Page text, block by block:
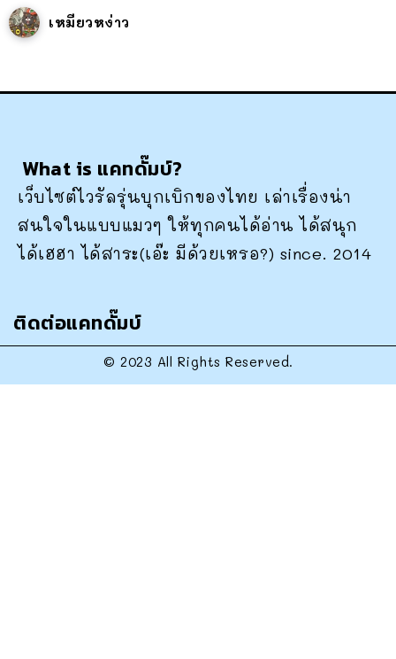
เหมียวหง่าว
What is แคทดั๊มบ์?
เว็บไซต์ไวรัลรุ่นบุกเบิกของไทย เล่าเรื่องน่า
สนใจในแบบแมวๆ ให้ทุกคนได้อ่าน ได้สนุก
ได้เฮฮา ได้สาระ(เอ๊ะ มีด้วยเหรอ?) since. 2014
ติดต่อแคทดั๊มบ์
© 2023 All Rights Reserved.